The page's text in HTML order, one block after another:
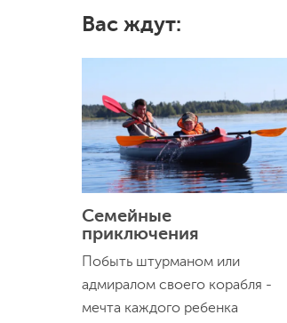
Вас ждут:
Семейные
приключения
Побыть штурманом или
адмиралом своего корабля -
мечта каждого ребенка